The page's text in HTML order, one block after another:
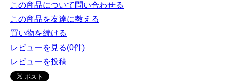
この商品について問い合わせる
この商品を友達に教える
買い物を続ける
レビューを見る(0件)
レビューを投稿